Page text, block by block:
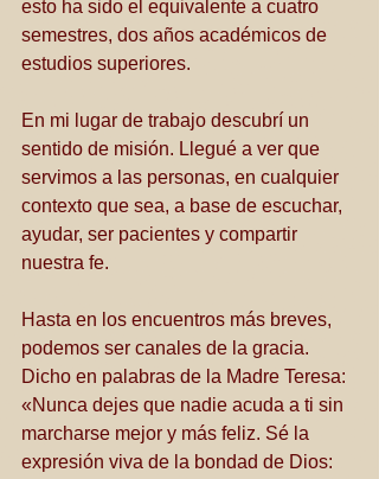
esto ha sido el equivalente a cuatro
semestres, dos años académicos de
estudios superiores.
En mi lugar de trabajo descubrí un
sentido de misión. Llegué a ver que
servimos a las personas, en cualquier
contexto que sea, a base de escuchar,
ayudar, ser pacientes y compartir
nuestra fe.
Hasta en los encuentros más breves,
podemos ser canales de la gracia.
Dicho en palabras de la Madre Teresa:
«Nunca dejes que nadie acuda a ti sin
marcharse mejor y más feliz. Sé la
expresión viva de la bondad de Dios: